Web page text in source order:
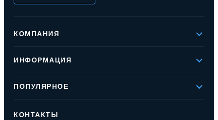
КОМПАНИЯ
Реквизиты
Контакты
ИНФОРМАЦИЯ
Доставка и оплата
ПОПУЛЯРНОЕ
Контейнеры для отходов
КОНТАКТЫ